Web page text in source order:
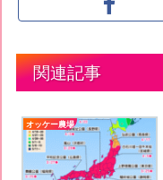
関連記事
オッケー農場